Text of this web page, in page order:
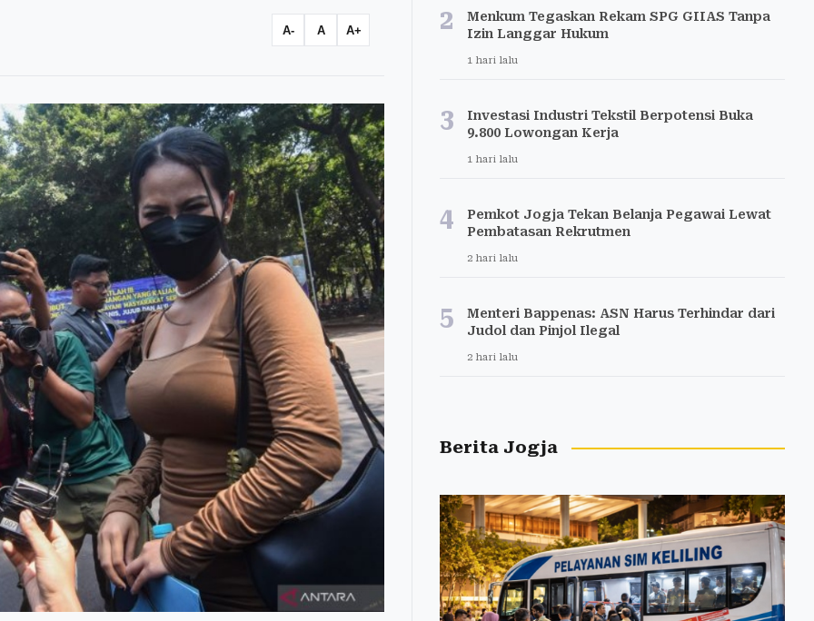
A- A A+ 2
Menkum Tegaskan Rekam SPG GIIAS Tanpa
Izin Langgar Hukum
1 hari lalu
3
Investasi Industri Tekstil Berpotensi Buka
9.800 Lowongan Kerja
1 hari lalu
4
Pemkot Jogja Tekan Belanja Pegawai Lewat
Pembatasan Rekrutmen
2 hari lalu
5
Menteri Bappenas: ASN Harus Terhindar dari
Judol dan Pinjol Ilegal
2 hari lalu
Berita Jogja